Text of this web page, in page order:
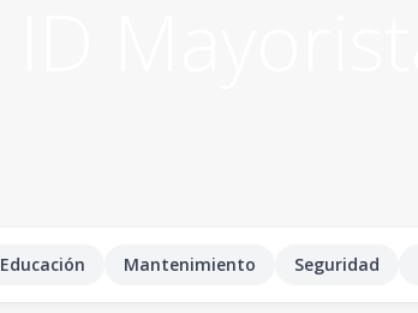
Educación Mantenimiento Seguridad